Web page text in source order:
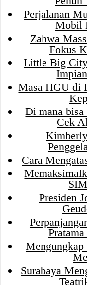
Perjalanan
Mobil
Zahwa
Fokus
Little Big
Masa HGU di
Di mana bisa
Cek
Cara
Presiden
Mengungkap
Surabaya